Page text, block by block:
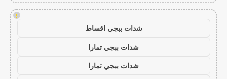
!
شدات ببجي اقساط
شدات ببجي تمارا
شدات ببجي تمارا